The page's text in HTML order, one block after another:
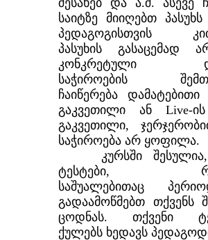
საიტზე მიიღებთ პასუხს
პედაგოგისთვის
პასუხის გასაცემად
კონკრეტული
საჭიროების
ჩაიწერება
გაკვეთილი ან Live-
გაკვეთილი,
საჭიროება არ ყოფილა.
კურსში შესულია,
ტესტები,
საშუალებითაც
გადაამოწმებთ თქვენს
ცოდნას. თქვენი
ქულებს ხედავს